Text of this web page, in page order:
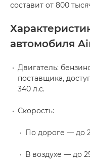
составит от 800
автомобиля
Двигатель:
поставщика,
340 л.с.
Скорость:
По дороге — до
В воздухе — до